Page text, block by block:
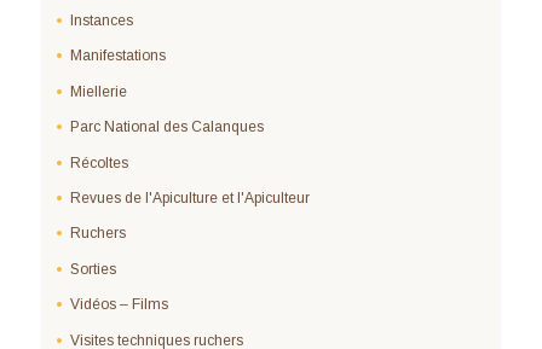
Instances
Manifestations
Miellerie
Parc National des Calanques
Récoltes
Revues de l'Apiculture et l'Apiculteur
Ruchers
Sorties
Vidéos – Films
Visites techniques ruchers